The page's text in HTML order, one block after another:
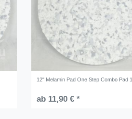
12" Melamin Pad One Step Combo Pad
ab 11,90 € *